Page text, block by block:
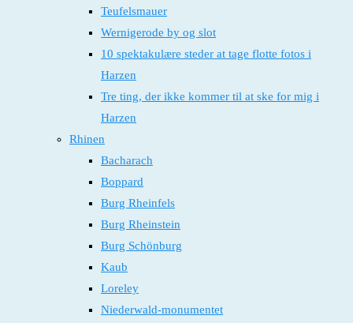
Teufelsmauer
Wernigerode by og slot
10 spektakulære steder at tage flotte fotos i
Harzen
Tre ting, der ikke kommer til at ske for mig i
Harzen
Rhinen
Bacharach
Boppard
Burg Rheinfels
Burg Rheinstein
Burg Schönburg
Kaub
Loreley
Niederwald-monumentet